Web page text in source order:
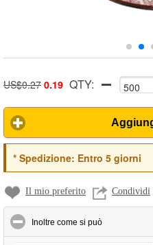
US$0.27 0.19 QTY:
*Spedizione: Entro 5 giorni
Il mio preferito Condividi
Inoltre come si può